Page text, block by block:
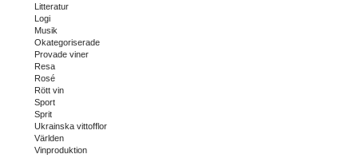
Litteratur
Logi
Musik
Okategoriserade
Provade viner
Resa
Rosé
Rött vin
Sport
Sprit
Ukrainska vittofflor
Världen
Vinproduktion